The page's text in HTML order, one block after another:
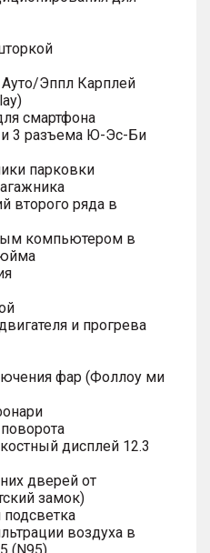
Эппл Карплей
смартфона
3 разъема Ю-Эс-Би
парковки
второго ряда в
компьютером в
и прогрева
фар (Фоллоу ми
дисплей 12.3
дверей от
замок)
воздуха в
(N95)